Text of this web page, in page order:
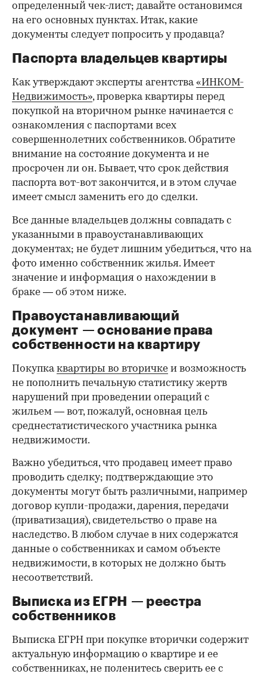
определенный чек-лист; давайте остановимся
на его основных пунктах. Итак, какие
документы следует попросить у продавца?
Паспорта владельцев квартиры
Как утверждают эксперты агентства«ИНКОМ-
Недвижимость», проверка квартиры перед
покупкой на вторичном рынке начинается с
ознакомления с паспортами всех
совершеннолетних собственников. Обратите
внимание на состояние документа и не
просрочен ли он. Бывает, что срок действия
паспорта вот-вот закончится, и в этом случае
имеет смысл заменить его до сделки.
00:00 / 00:00
Все данные владельцев должны совпадать с
указанными в правоустанавливающих
документах; не будет лишним убедиться, что на
фото именно собственник жилья. Имеет
значение и информация о нахождении в
браке — об этом ниже.
Правоустанавливающий
документ — основание права
собственности на квартиру
Покупкаквартиры во вторичке и возможность
не пополнить печальную статистику жертв
нарушений при проведении операций с
жильем — вот, пожалуй, основная цель
среднестатистического участника рынка
недвижимости.
Важно убедиться, что продавец имеет право
проводить сделку; подтверждающие это
документы могут быть различными, например
договор купли-продажи, дарения, передачи
(приватизация), свидетельство о праве на
наследство. В любом случае в них содержатся
данные о собственниках и самом объекте
недвижимости, в которых не должно быть
несоответствий.
Выписка из ЕГРН — реестра
собственников
Выписка ЕГРН при покупке вторички содержит
актуальную информацию о квартире и ее
собственниках, не поленитесь сверить ее с